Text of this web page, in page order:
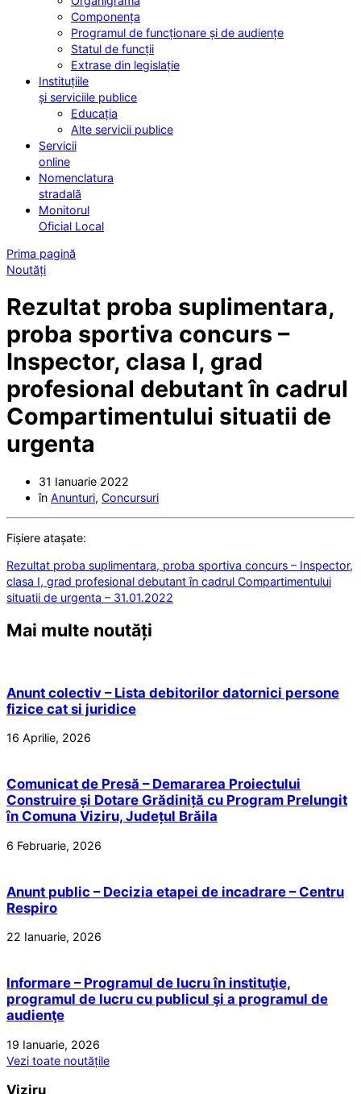
Componența
Programul de funcționare și de audiențe
Statul de funcții
Extrase din legislație
Instituțiile
și serviciile publice
Educația
Alte servicii publice
Servicii
online
Nomenclatura
stradală
Monitorul
Oficial Local
Prima pagină
Noutăți
Rezultat proba suplimentara,
proba sportiva concurs –
Inspector, clasa I, grad
profesional debutant în cadrul
Compartimentului situatii de
urgenta
31 Ianuarie 2022
în Anunturi, Concursuri
Fișiere atașate:
Rezultat proba suplimentara, proba sportiva concurs – Inspector,
clasa I, grad profesional debutant în cadrul Compartimentului
situatii de urgenta – 31.01.2022
Mai multe noutăți
Anunt colectiv – Lista debitorilor datornici persone
fizice cat si juridice
16 Aprilie, 2026
Comunicat de Presă – Demararea Proiectului
Construire și Dotare Grădiniță cu Program Prelungit
în Comuna Viziru, Județul Brăila
6 Februarie, 2026
Anunt public – Decizia etapei de incadrare – Centru
Respiro
22 Ianuarie, 2026
Informare – Programul de lucru în instituţie,
programul de lucru cu publicul şi a programul de
audienţe
19 Ianuarie, 2026
Vezi toate noutățile
Viziru